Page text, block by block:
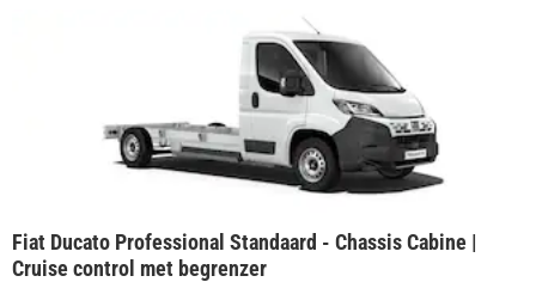
Fiat Ducato Professional Standaard - Chassis Cabine |
Cruise control met begrenzer